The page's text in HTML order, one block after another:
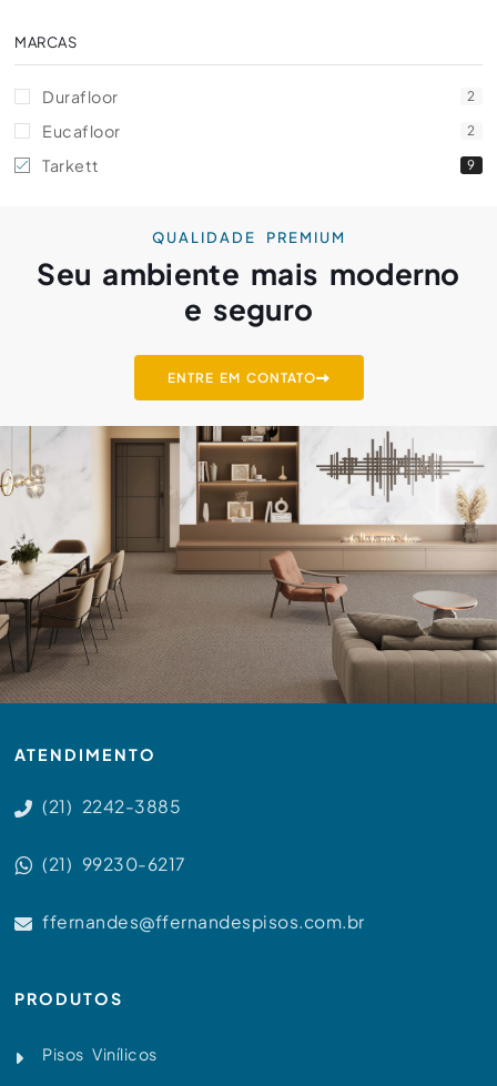
MARCAS
Durafloor 2
Eucafloor 2
Tarkett 9
QUALIDADE PREMIUM
Seu ambiente mais moderno
e seguro
ENTRE EM CONTATO
ATENDIMENTO
(21) 2242-3885
(21) 99230-6217
ffernandes@ffernandespisos.com.br
PRODUTOS
Pisos Vinílicos